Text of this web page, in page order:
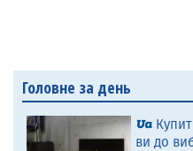
Головне за день
ви до